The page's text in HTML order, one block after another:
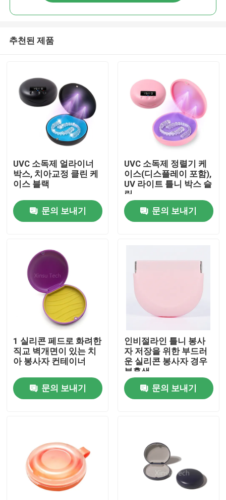
접촉
제품 소개
치아 리테이너 박스
치아 틀니 박스
치아 얼라이너 추리
직교 벽개면이 있는 얼라이너 제거제
추천된 제품
UVC 소독제 얼라이너
박스, 치아교정 클린 케
이스 블랙
문의 보내기
UVC 소독제 정렬기 케
이스(디스플레이 포함),
UV 라이트 틀니 박스 슬
림
문의 보내기
1 실리콘 페드로 화려한
직교 벽개면이 있는 치
아 봉사자 컨테이너
문의 보내기
인비절라인 틀니 봉사
자 저장을 위한 부드러
운 실리콘 봉사자 경우
분홍색
문의 보내기